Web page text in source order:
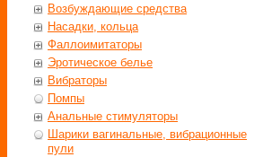
Возбуждающие средства
Насадки, кольца
Фаллоимитаторы
Эротическое белье
Вибраторы
Помпы
Анальные стимуляторы
Шарики вагинальные, вибрационные
пули